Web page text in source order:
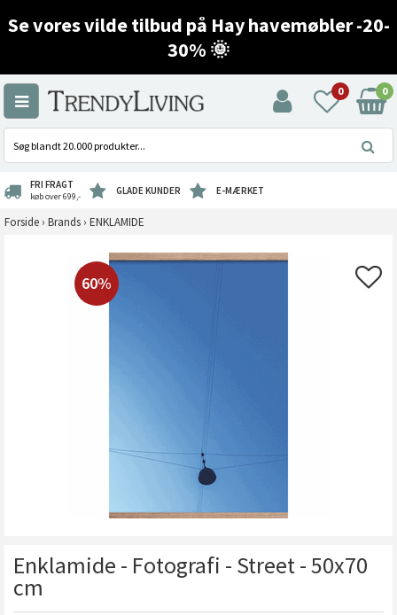
Se vores vilde tilbud på Hay havemøbler -20-
30% 🌞
0 0
FRI FRAGT
køb over 699,- GLADE KUNDER E-MÆRKET
Forside › Brands › ENKLAMIDE
60%
Enklamide - Fotografi - Street - 50x70
cm